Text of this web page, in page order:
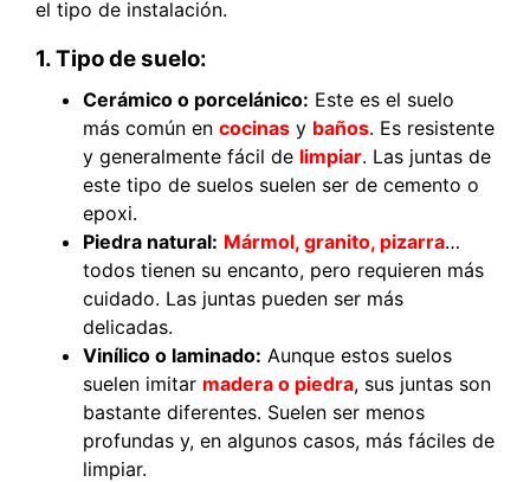
el tipo de instalación.
1. Tipo de suelo:
Cerámico o porcelánico: Este es el suelo
más común en cocinas y baños. Es resistente
y generalmente fácil de limpiar. Las juntas de
este tipo de suelos suelen ser de cemento o
epoxi.
Piedra natural: Mármol, granito, pizarra…
todos tienen su encanto, pero requieren más
cuidado. Las juntas pueden ser más
delicadas.
Vinílico o laminado: Aunque estos suelos
suelen imitar madera o piedra, sus juntas son
bastante diferentes. Suelen ser menos
profundas y, en algunos casos, más fáciles de
limpiar.